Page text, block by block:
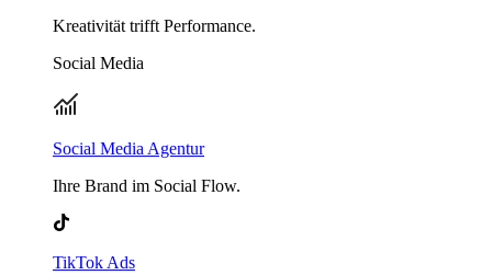
Kreativität trifft Performance.
Social Media
Social Media Agentur
Ihre Brand im Social Flow.
TikTok Ads